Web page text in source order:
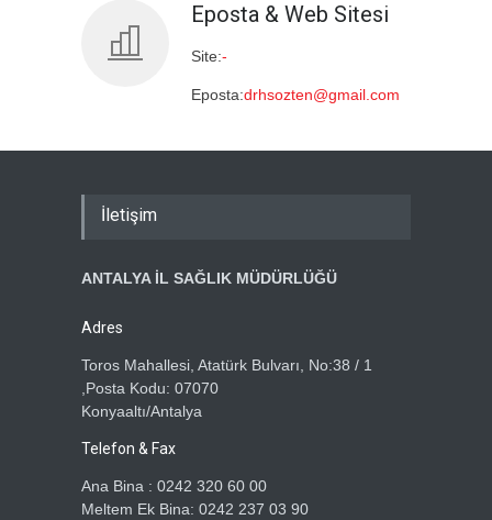
Eposta & Web Sitesi
Site:-
Eposta:drhsozten@gmail.com
İletişim
ANTALYA İL SAĞLIK MÜDÜRLÜĞÜ
Adres
Toros Mahallesi, Atatürk Bulvarı, No:38 / 1
,Posta Kodu: 07070
Konyaaltı/Antalya
Telefon & Fax
Ana Bina : 0242 320 60 00
Meltem Ek Bina: 0242 237 03 90